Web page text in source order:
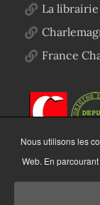
La
France
Nous utilisons les
Web. En